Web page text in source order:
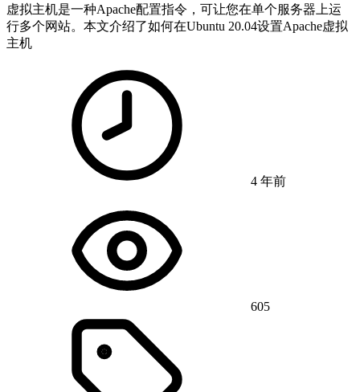
虚拟主机是一种Apache配置指令，可让您在单个服务器上运
行多个网站。本文介绍了如何在Ubuntu 20.04设置Apache虚拟
主机
4 年前
605